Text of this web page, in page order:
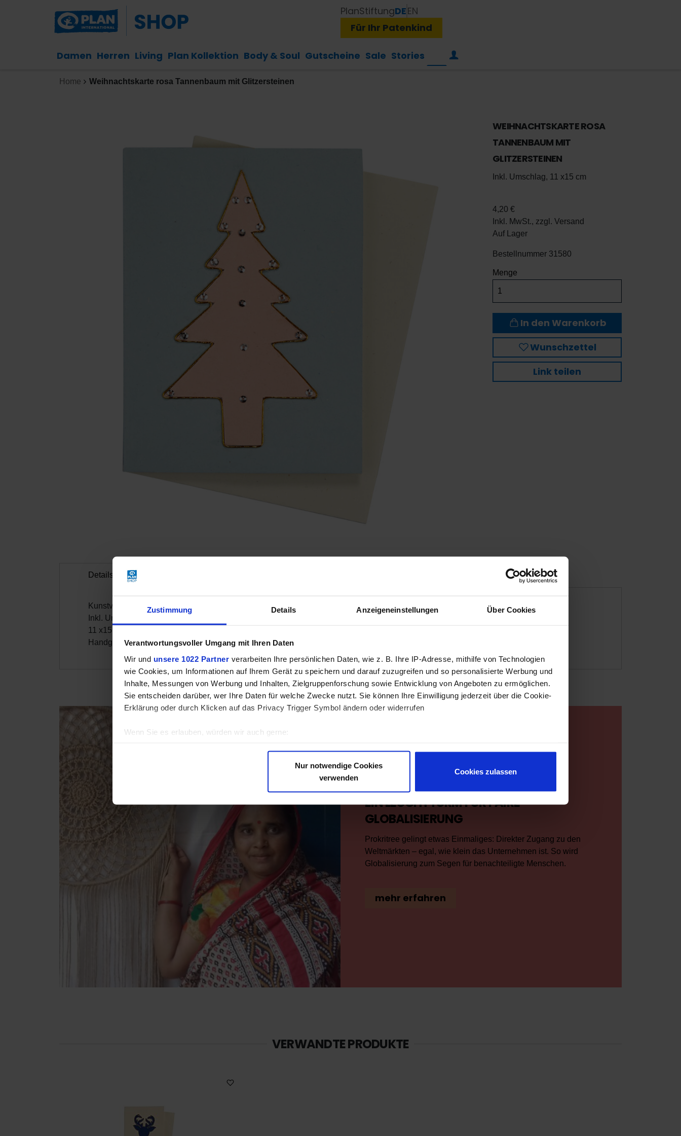
Zustimmung Details Anzeigeneinstellungen Über Cookies
Verantwortungsvoller Umgang mit Ihren Daten
Wir und unsere 1022 Partner verarbeiten Ihre persönlichen Daten, wie z. B. Ihre IP-Adresse, mithilfe von Technologien
wie Cookies, um Informationen auf Ihrem Gerät zu speichern und darauf zuzugreifen und so personalisierte Werbung und
Inhalte, Messungen von Werbung und Inhalten, Zielgruppenforschung sowie Entwicklung von Angeboten zu ermöglichen.
Sie entscheiden darüber, wer Ihre Daten für welche Zwecke nutzt. Sie können Ihre Einwilligung jederzeit über die Cookie-
Erklärung oder durch Klicken auf das Privacy Trigger Symbol ändern oder widerrufen
Wenn Sie es erlauben, würden wir auch gerne:
Erfahren Sie mehr darüber, wie Ihre persönlichen Daten verarbeitet werden, und legen Sie Ihre Präferenzen imAbschnitt
Wir verwenden Cookies, um Inhalte und Anzeigen zu personalisieren, Funktionen für soziale Medien anbieten zu können
und die Zugriffe auf unsere Website zu analysieren. Außerdem geben wir Informationen zu Ihrer Verwendung unserer
Website an unsere Partner für soziale Medien, Werbung und Analysen weiter. Unsere Partner führen diese Informationen
möglicherweise mit weiteren Daten zusammen, die Sie ihnen bereitgestellt haben oder die sie im Rahmen Ihrer Nutzung
der Dienste gesammelt haben.
Datenschutz
Impressum
Nur notwendige Cookies
verwenden
Cookies zulassen
Damen Herren Living Plan Kollektion Body & Soul Gutscheine Sale Stories
Für Ihr Patenkind
PlanStiftungDEEN
Home Weihnachtskarte rosa Tannenbaum mit Glitzersteinen
WEIHNACHTSKARTE ROSA
TANNENBAUM MIT
GLITZERSTEINEN
Inkl. Umschlag, 11 x15 cm
4,20 €
Inkl. MwSt., zzgl. Versand
Auf Lager
Bestellnummer 31580
Menge
In den Warenkorb
Wunschzettel
Link teilen
Details
Kunstvoll gestaltete Karte mit Tannenbaum, geschmückt mit Glitzersteinen.
Inkl. Umschlag
11 x15 cm
Handgefertigt in Bangladesch, Fair Trade
EIN LEUCHTTURM FÜR FAIRE
GLOBALISIERUNG
Prokritree gelingt etwas Einmaliges: Direkter Zugang zu den
Weltmärkten – egal, wie klein das Unternehmen ist. So wird
Globalisierung zum Segen für benachteiligte Menschen.
mehr erfahren
VERWANDTE PRODUKTE